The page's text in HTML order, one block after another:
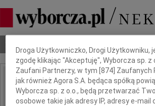
IMIĘ I NAZWISKO: Barbara
Dbamy o Twoją prywatność
Droga Użytkowniczko, Drogi Użytkowniku,
zgodę klikając "Akceptuję", Wyborcza sp. z
Zaufani Partnerzy, w tym [874 ] Zaufanych
jak również Agora S.A. będąca spółką
Wyborcza sp. z o.o., będą przetwarzać
osobowe takie jak adresy IP, adresy e-mail